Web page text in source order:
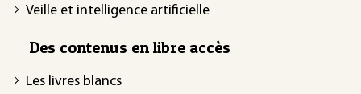
Veille et intelligence artificielle
Des contenus en libre accès
Les livres blancs